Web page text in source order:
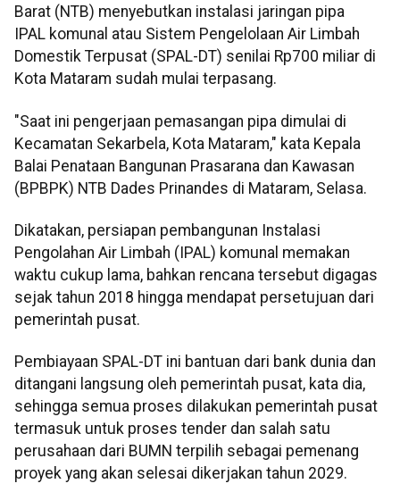
Barat (NTB) menyebutkan instalasi jaringan pipa
IPAL komunal atau Sistem Pengelolaan Air Limbah
Domestik Terpusat (SPAL-DT) senilai Rp700 miliar di
Kota Mataram sudah mulai terpasang.
"Saat ini pengerjaan pemasangan pipa dimulai di
Kecamatan Sekarbela, Kota Mataram," kata Kepala
Balai Penataan Bangunan Prasarana dan Kawasan
(BPBPK) NTB Dades Prinandes di Mataram, Selasa.
Dikatakan, persiapan pembangunan Instalasi
Pengolahan Air Limbah (IPAL) komunal memakan
waktu cukup lama, bahkan rencana tersebut digagas
sejak tahun 2018 hingga mendapat persetujuan dari
pemerintah pusat.
Pembiayaan SPAL-DT ini bantuan dari bank dunia dan
ditangani langsung oleh pemerintah pusat, kata dia,
sehingga semua proses dilakukan pemerintah pusat
termasuk untuk proses tender dan salah satu
perusahaan dari BUMN terpilih sebagai pemenang
proyek yang akan selesai dikerjakan tahun 2029.